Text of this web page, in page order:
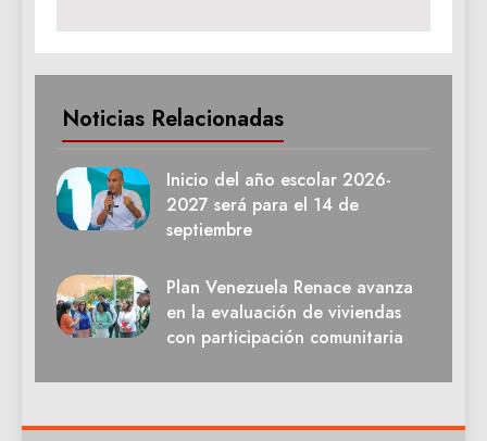
Noticias Relacionadas
Inicio del año escolar 2026-
2027 será para el 14 de
septiembre
Plan Venezuela Renace avanza
en la evaluación de viviendas
con participación comunitaria